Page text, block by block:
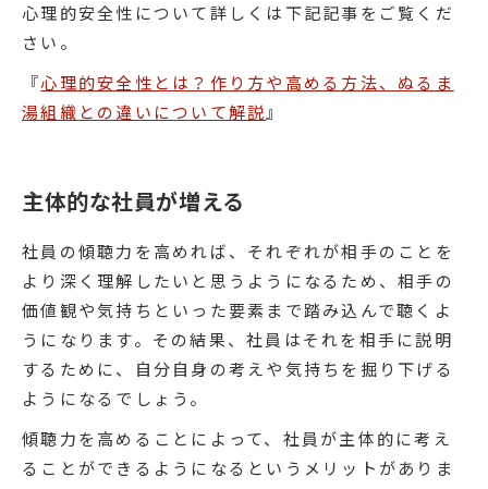
心理的安全性について詳しくは下記記事をご覧くだ
さい。
『心理的安全性とは？作り方や高める方法、ぬるま
湯組織との違いについて解説』
主体的な社員が増える
社員の傾聴力を高めれば、それぞれが相手のことを
より深く理解したいと思うようになるため、相手の
価値観や気持ちといった要素まで踏み込んで聴くよ
うになります。その結果、社員はそれを相手に説明
するために、自分自身の考えや気持ちを掘り下げる
ようになるでしょう。
傾聴力を高めることによって、社員が主体的に考え
ることができるようになるというメリットがありま